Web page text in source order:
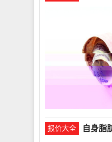
报价大全 自身脂